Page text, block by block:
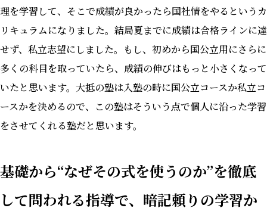
理を学習して、そこで成績が良かったら国社情をやるというカ
リキュラムになりました。結局夏までに成績は合格ラインに達
せず、私立志望にしました。もし、初めから国公立用にさらに
多くの科目を取っていたら、成績の伸びはもっと小さくなって
いたと思います。大抵の塾は入塾の時に国公立コースか私立コ
ースかを決めるので、この塾はそういう点で個人に沿った学習
をさせてくれる塾だと思います。
基礎から“なぜその式を使うのか”を徹底
して問われる指導で、暗記頼りの学習か